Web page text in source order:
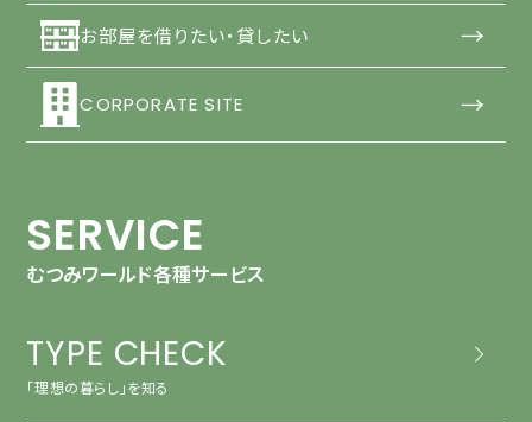
お部屋を借りたい・貸したい →
CORPORATE SITE →
SERVICE
むつみワールド各種サービス
TYPE CHECK
「理想の暮らし」を知る